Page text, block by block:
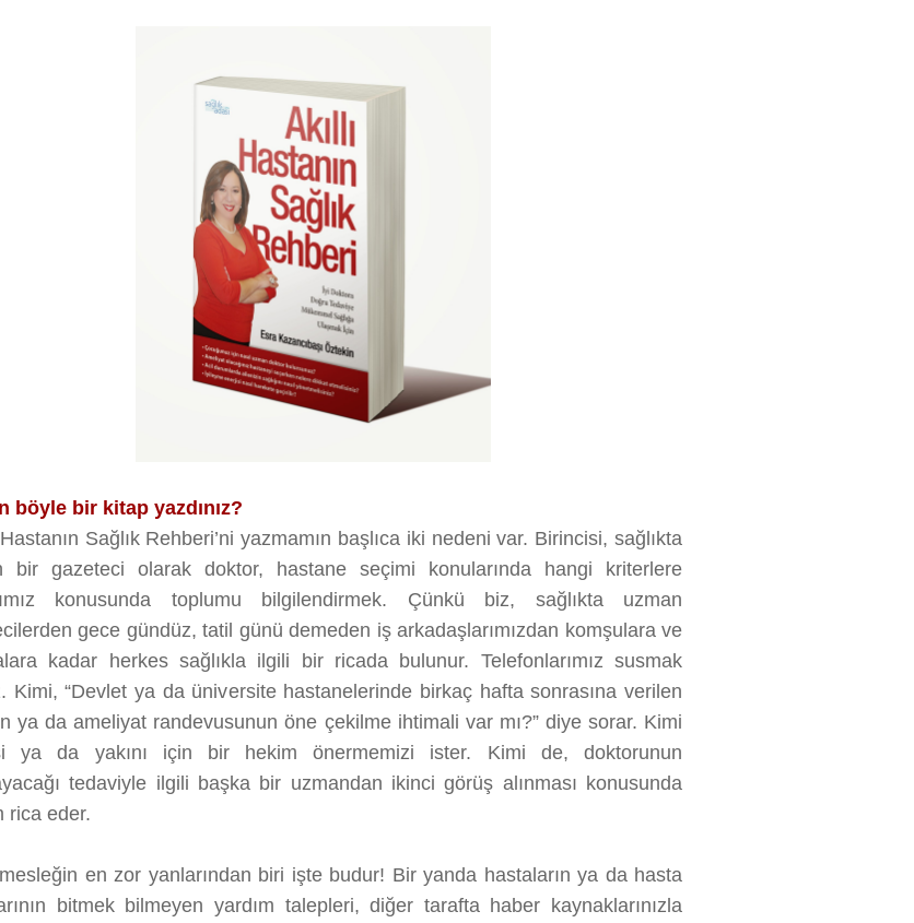
böyle bir kitap yazdınız?
Hastanın Sağlık Rehberi’ni yazmamın başlıca iki nedeni var. Birincisi, sağlıkta
bir gazeteci olarak doktor, hastane seçimi konularında hangi kriterlere
konusunda toplumu bilgilendirmek. Çünkü biz, sağlıkta uzman
gece gündüz, tatil günü demeden iş arkadaşlarımızdan komşulara ve
kadar herkes sağlıkla ilgili bir ricada bulunur. Telefonlarımız susmak
Kimi, “Devlet ya da üniversite hastanelerinde birkaç hafta sonrasına verilen
ya da ameliyat randevusunun öne çekilme ihtimali var mı?” diye sorar. Kimi
ya da yakını için bir hekim önermemizi ister. Kimi de, doktorunun
tedaviyle ilgili başka bir uzmandan ikinci görüş alınması konusunda
rica eder.
en zor yanlarından biri işte budur! Bir yanda hastaların ya da hasta
bitmek bilmeyen yardım talepleri, diğer tarafta haber kaynaklarınızla